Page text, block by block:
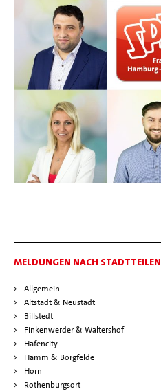
MELDUNGEN NACH STADTTEILEN
Allgemein
Altstadt & Neustadt
Billstedt
Finkenwerder & Waltershof
Hafencity
Hamm & Borgfelde
Horn
Rothenburgsort